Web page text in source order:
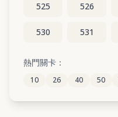
525 526
530 531
535
540 541
熱門關卡：
10 26 40 50